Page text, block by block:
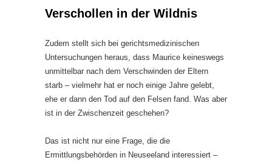
Verschollen in der Wildnis
Zudem stellt sich bei gerichtsmedizinischen
Untersuchungen heraus, dass Maurice keineswegs
unmittelbar nach dem Verschwinden der Eltern
starb – vielmehr hat er noch einige Jahre gelebt,
ehe er dann den Tod auf den Felsen fand. Was aber
ist in der Zwischenzeit geschehen?
Das ist nicht nur eine Frage, die die
Ermittlungsbehörden in Neuseeland interessiert –